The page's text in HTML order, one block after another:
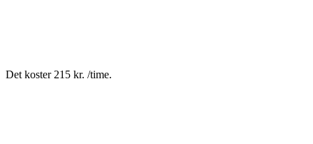
Det koster 215 kr. /time.